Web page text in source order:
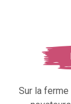
Sur la